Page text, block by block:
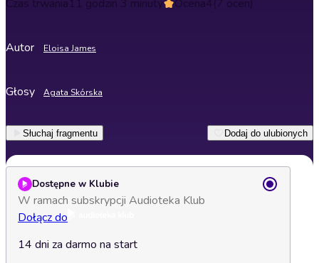
Czas trwania11 godzin 3 minuty Ocena4(7 ocen)
Autor Eloisa James
Głosy Agata Skórska
Słuchaj fragmentu Dodaj do ulubionych
Dostępne w Klubie
W ramach subskrypcji Audioteka Klub
Dołącz do
14 dni za darmo na start